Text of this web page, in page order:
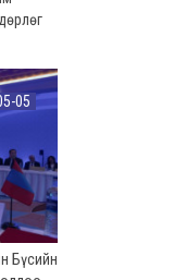
05
Бүсийн